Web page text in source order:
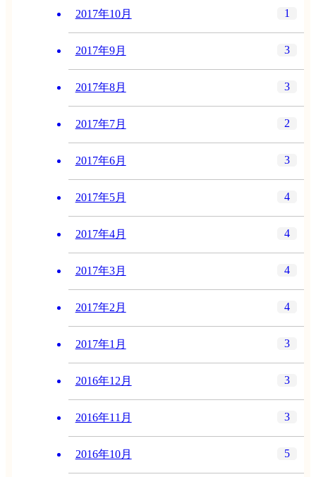
2017年10月 1
2017年9月 3
2017年8月 3
2017年7月 2
2017年6月 3
2017年5月 4
2017年4月 4
2017年3月 4
2017年2月 4
2017年1月 3
2016年12月 3
2016年11月 3
2016年10月 5